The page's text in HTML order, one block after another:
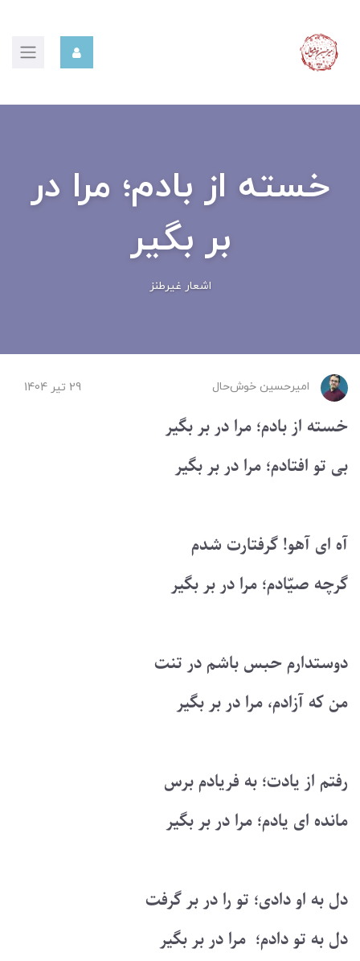
خسته از بادم؛ مرا در
بر بگیر
اشعار غیرطنز
امیرحسین ‌خوش‌حال 29 تير 1404
خسته از بادم؛ مرا در بر بگیر
بی تو افتادم؛ مرا در بر بگیر
آه ای آهو! گرفتارت شدم
گرچه صیّادم؛ مرا در بر بگیر
دوستدارم حبس باشم در تنت
من که آزادم، مرا در بر بگیر
رفتم از یادت؛ به فریادم برس
مانده ای یادم؛ مرا در بر بگیر
دل به او دادی؛ تو را در بر گرفت
دل به تو دادم؛ مرا در بر بگیر